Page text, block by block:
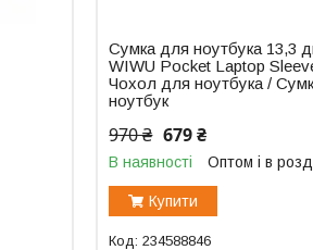
Сумка для ноутбука 13,3
WIWU Pocket Laptop
Чохол для ноутбука /
ноутбук
970 ₴ 679 ₴
В наявності Оптом і в
Купити
234588846